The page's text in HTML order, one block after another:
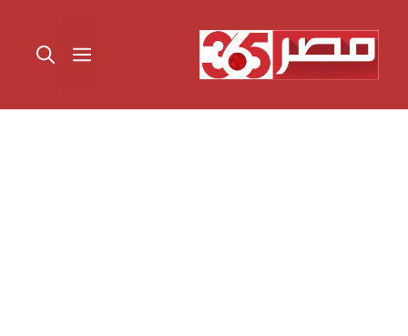
المحتوى القائمة